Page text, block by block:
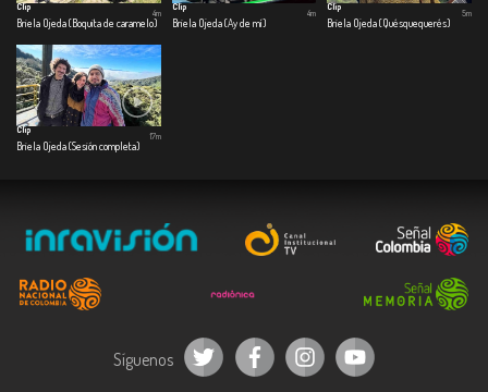
Clip
Briela Ojeda (Boquita de caramelo)
4m
Clip
Briela Ojeda (Ay de mí)
4m
Clip
Briela Ojeda (Quésquequerés)
5m
Clip
Briela Ojeda (Sesión completa)
17m
Síguenos